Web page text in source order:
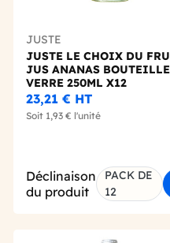
JUSTE
JUSTE LE CHOIX DU
JUS ANANAS BOUTEILLE
VERRE 250ML X12
23,21 € HT
Soit 1,93 € l'unité
Déclinaison
du produit
PACK DE
12